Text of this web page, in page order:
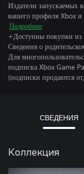
Издатели запускаемых
вашего профиля Xbox и
Подробнее
+Доступны покупки из
Сведения о
Для
подписка Xbox Game
(подписки продаются
СВЕДЕНИЯ
Коллекция